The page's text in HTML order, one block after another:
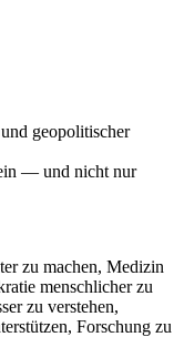
geopolitischer
— und nicht nur
zu machen, Medizin
menschlicher zu
zu verstehen,
Forschung zu